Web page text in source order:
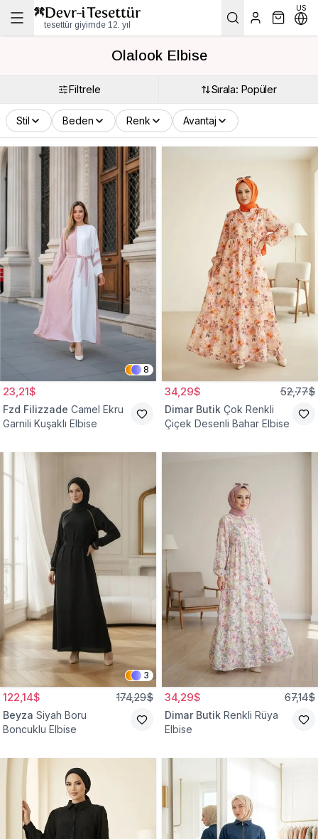
tesettür giyimde 12. yıl
US
Olalook Elbise
Filtrele Sırala: Popüler
Stil Beden Renk Avantaj
8
23,21$
Fzd Filizzade Camel Ekru
Garnili Kuşaklı Elbise
34,29$ 52,77$
Dimar Butik Çok Renkli
Çiçek Desenli Bahar Elbise
3
122,14$ 174,29$
Beyza Siyah Boru
Boncuklu Elbise
34,29$ 67,14$
Dimar Butik Renkli Rüya
Elbise